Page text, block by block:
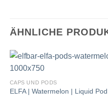
ÄHNLICHE
CAPS UND PODS
ELFA | Watermelon | Liquid